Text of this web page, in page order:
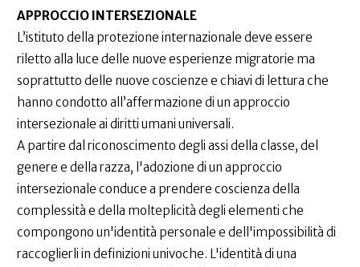
APPROCCIO INTERSEZIONALE
L’istituto della protezione internazionale deve essere
riletto alla luce delle nuove esperienze migratorie ma
soprattutto delle nuove coscienze e chiavi di lettura che
hanno condotto all’affermazione di un approccio
intersezionale ai diritti umani universali.
A partire dal riconoscimento degli assi della classe, del
genere e della razza, l'adozione di un approccio
intersezionale conduce a prendere coscienza della
complessità e della molteplicità degli elementi che
compongono un'identità personale e dell'impossibilità di
raccoglierli in definizioni univoche. L'identità̀ di una